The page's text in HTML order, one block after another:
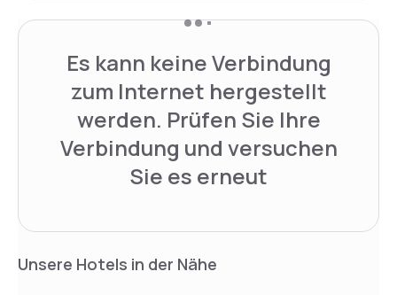
Es kann keine Verbindung
zum Internet hergestellt
werden. Prüfen Sie Ihre
Verbindung und versuchen
Sie es erneut
Unsere Hotels in der Nähe